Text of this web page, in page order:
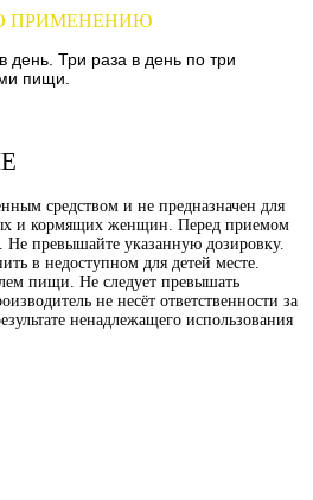
ПРИМЕНЕНИЮ
день. Три раза в день по три
пищи.
средством и не предназначен для
и кормящих женщин. Перед приемом
Не превышайте указанную дозировку.
в недоступном для детей месте.
пищи. Не следует превышать
не несёт ответственности за
ненадлежащего использования